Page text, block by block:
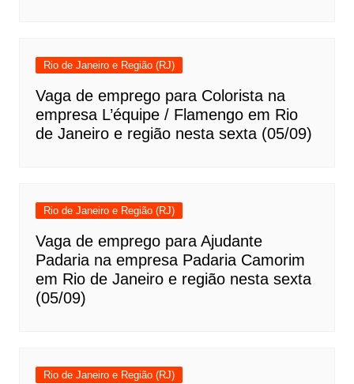
Rio de Janeiro e Região (RJ)
Vaga de emprego para Colorista na
empresa L’équipe / Flamengo em Rio
de Janeiro e região nesta sexta (05/09)
Rio de Janeiro e Região (RJ)
Vaga de emprego para Ajudante
Padaria na empresa Padaria Camorim
em Rio de Janeiro e região nesta sexta
(05/09)
Rio de Janeiro e Região (RJ)